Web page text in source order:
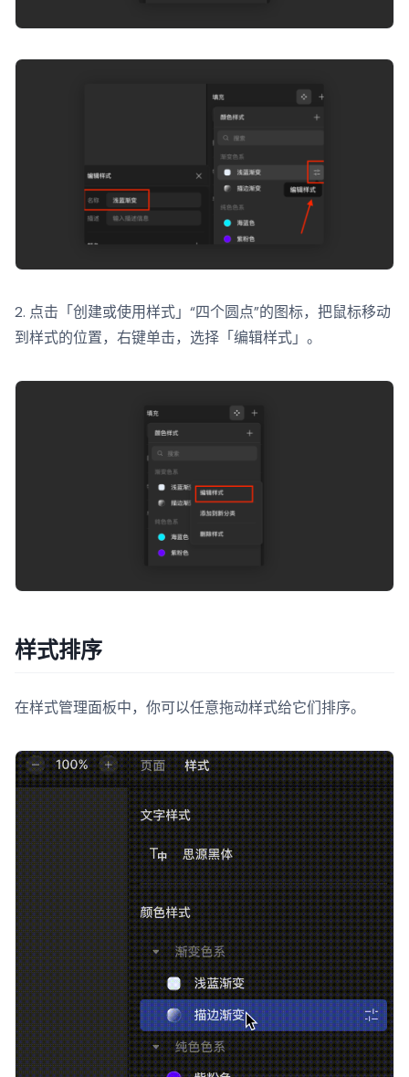
2. 点击「创建或使用样式」“四个圆点”的图标，把鼠标移动
到样式的位置，右键单击，选择「编辑样式」。
样式排序
在样式管理面板中，你可以任意拖动样式给它们排序。